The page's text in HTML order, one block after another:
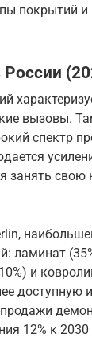
покрытий и
вызовы.
спектр
занять свою
ламинат
и
доступную
12% к